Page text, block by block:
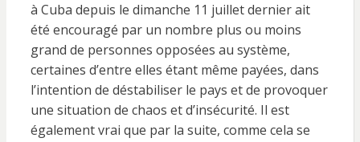
à Cuba depuis le dimanche 11 juillet dernier ait
été encouragé par un nombre plus ou moins
grand de personnes opposées au système,
certaines d’entre elles étant même payées, dans
l’intention de déstabiliser le pays et de provoquer
une situation de chaos et d’insécurité. Il est
également vrai que par la suite, comme cela se